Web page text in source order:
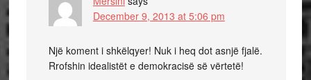
December 9, 2013 at 5:06 pm
Një koment i shkëlqyer! Nuk i heq dot asnjë fjalë.
Rrofshin idealistët e demokracisë së vërtetë!